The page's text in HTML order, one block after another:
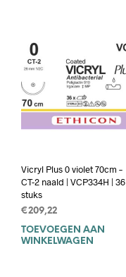
Vicryl Plus 0 violet 70cm –
CT-2 naald | VCP334H | 36
stuks
€209,22
TOEVOEGEN AAN
WINKELWAGEN